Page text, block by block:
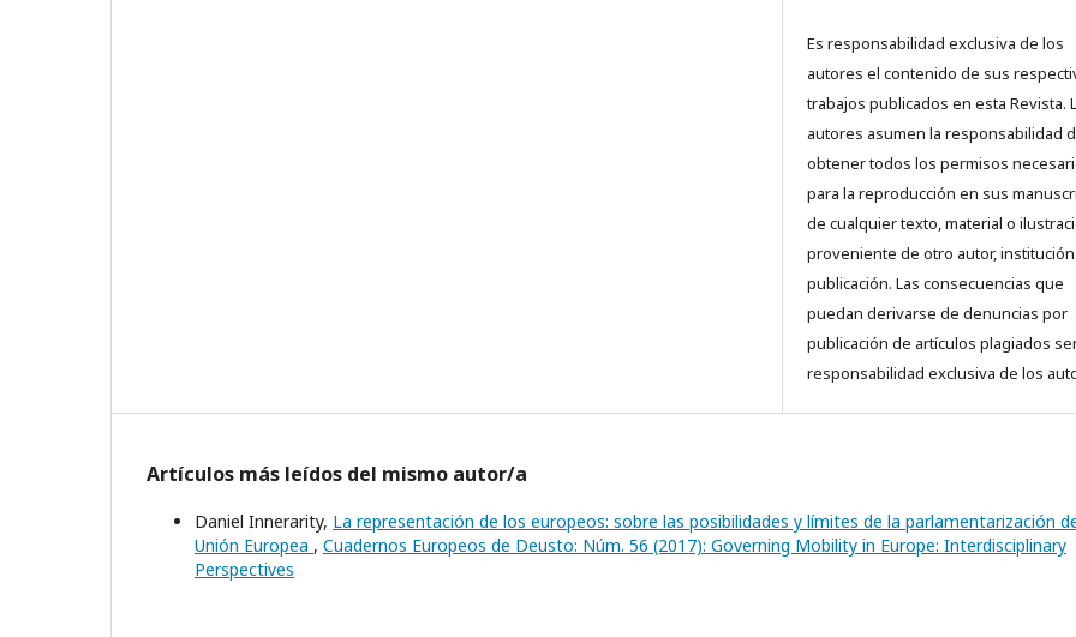
Es responsabilidad exclusiva de los
autores el contenido de sus
trabajos publicados en esta Revista.
autores asumen la responsabilidad
obtener todos los permisos
para la reproducción en sus
de cualquier texto, material o
proveniente de otro autor,
publicación. Las consecuencias que
puedan derivarse de denuncias por
publicación de artículos plagiados
responsabilidad exclusiva de los
Artículos más leídos del mismo autor/a
Daniel Innerarity, La representación de los europeos: sobre las posibilidades y límites de la parlamentarización
Unión Europea , Cuadernos Europeos de Deusto: Núm. 56 (2017): Governing Mobility in Europe: Interdisciplinary
Perspectives